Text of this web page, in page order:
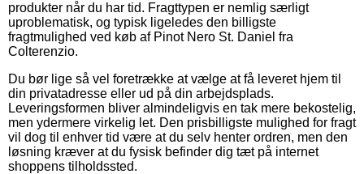
produkter når du har tid. Fragttypen er nemlig særligt
uproblematisk, og typisk ligeledes den billigste
fragtmulighed ved køb af Pinot Nero St. Daniel fra
Colterenzio.
Du bør lige så vel foretrække at vælge at få leveret hjem til
din privatadresse eller ud på din arbejdsplads.
Leveringsformen bliver almindeligvis en tak mere bekostelig,
men ydermere virkelig let. Den prisbilligste mulighed for fragt
vil dog til enhver tid være at du selv henter ordren, men den
løsning kræver at du fysisk befinder dig tæt på internet
shoppens tilholdssted.